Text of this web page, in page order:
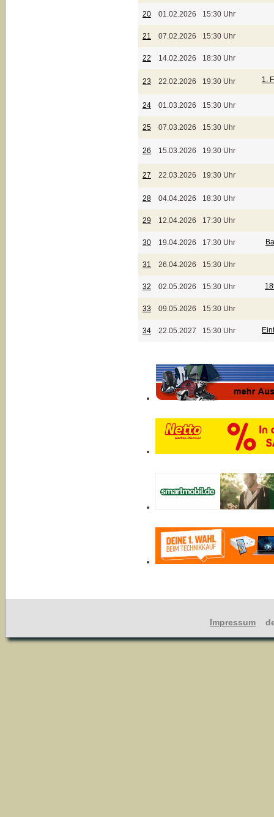
20 01.02.2026 15:30 Uhr
21 07.02.2026 15:30 Uhr
22 14.02.2026 18:30 Uhr
23 22.02.2026 19:30 Uhr 1.
24 01.03.2026 15:30 Uhr
25 07.03.2026 15:30 Uhr
26 15.03.2026 19:30 Uhr
27 22.03.2026 19:30 Uhr
28 04.04.2026 18:30 Uhr
29 12.04.2026 17:30 Uhr
30 19.04.2026 17:30 Uhr
31 26.04.2026 15:30 Uhr
32 02.05.2026 15:30 Uhr
33 09.05.2026 15:30 Uhr
34 22.05.2027 15:30 Uhr
Impressum